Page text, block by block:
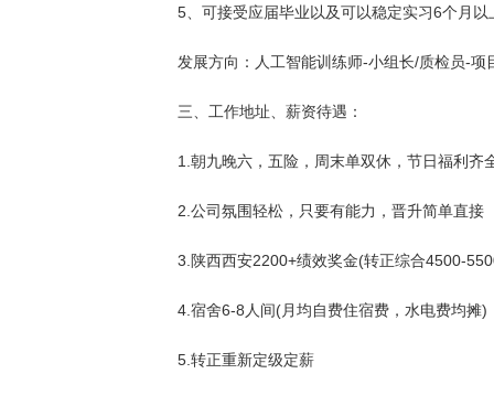
5、可接受应届毕业以及可以稳定实习6个月以
发展方向：人工智能训练师-小组长/质检员-
三、工作地址、薪资待遇：
1.朝九晚六，五险，周末单双休，节日福利齐
2.公司氛围轻松，只要有能力，晋升简单直接
3.陕西西安2200+绩效奖金(转正综合4500-
4.宿舍6-8人间(月均自费住宿费，水电费均摊)
5.转正重新定级定薪